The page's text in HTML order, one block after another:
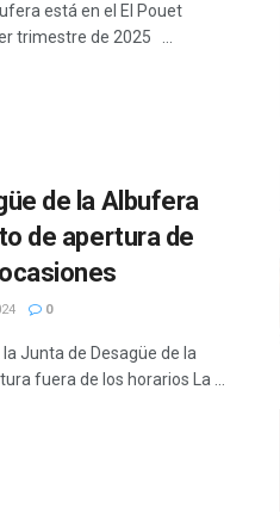
está en el El Pouet
trimestre de 2025 ...
de la Albufera
de apertura de
0
Junta de Desagüe de la
fuera de los horarios La ...